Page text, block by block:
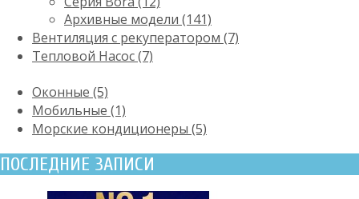
Архивные модели (141)
Вентиляция с рекуператором (7)
Тепловой Насос (7)
Оконные (5)
Мобильные (1)
Морские кондиционеры (5)
ПОСЛЕДНИЕ ЗАПИСИ